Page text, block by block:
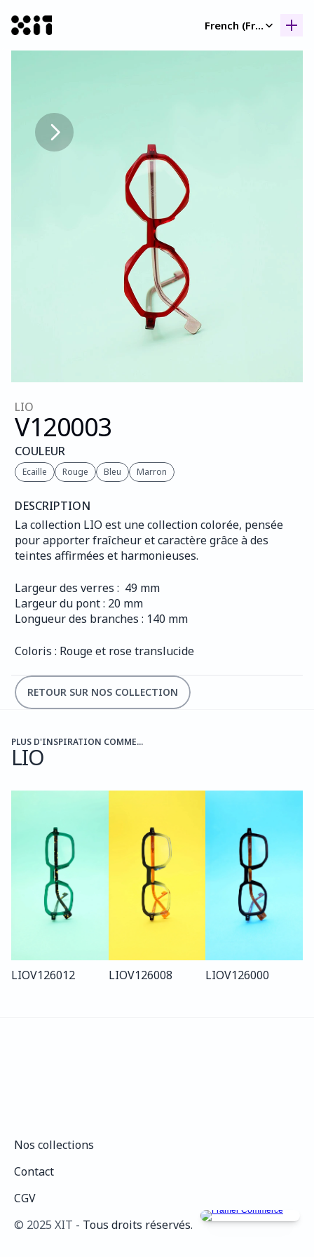
French (France)
LIO
V120003
COULEUR
Ecaille Rouge Bleu Marron
DESCRIPTION
La collection LIO est une collection colorée, pensée
pour apporter fraîcheur et caractère grâce à des
teintes affirmées et harmonieuses.
Largeur des verres :  49 mm
Largeur du pont : 20 mm
Longueur des branches : 140 mm
Coloris : Rouge et rose translucide
RETOUR SUR NOS COLLECTION
PLUS D'INSPIRATION COMME...
LIO
LIOV126012 LIOV126008 LIOV126000
©️ 2025 XIT - Tous droits réservés.
Nos collections
Contact
CGV